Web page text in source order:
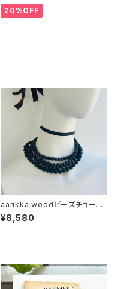
20%OFF
aarikka woodビーズチョーカ
ー（バラ売り）
¥8,580